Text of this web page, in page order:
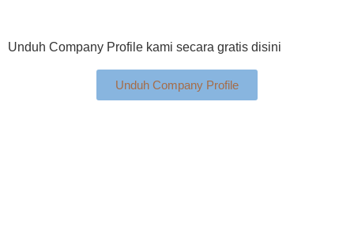
Unduh Company Profile kami secara gratis disini
Unduh Company Profile